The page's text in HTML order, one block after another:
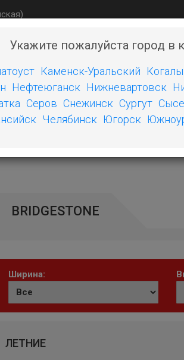
Укажите пожалуйста город в
Каменск-Уральский
Нефтеюганск Нижневартовск
Серов Снежинск Сургут
Челябинск Югорск
ШИНЫ ДРУГИЕ ТОВАРЫ
BRIDGESTONE
Ширина:
ЛЕТНИЕ